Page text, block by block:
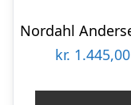
kr. 1.445,00